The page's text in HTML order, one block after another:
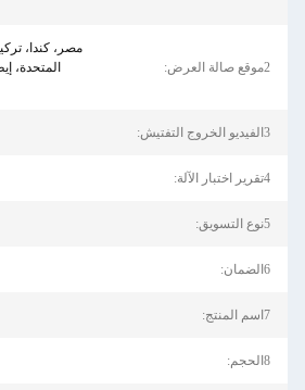
2موقع صالة العرض:
مصر، كندا،
المتحدة،
3الفيديو الخروج التفتيش:
4تقرير اختبار الآلة:
5نوع التسويق:
6الضمان:
7اسم المنتج:
8الحجم: